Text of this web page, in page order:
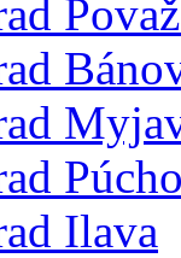
Ilava